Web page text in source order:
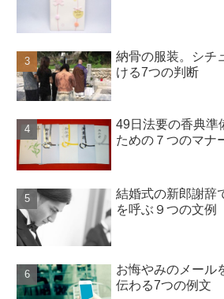
納骨の服装。シチ
ける7つの判断
49日法要の香典準
ための７つのマナ
結婚式の新郎謝辞
を呼ぶ９つの文例
お悔やみのメール
伝わる7つの例文